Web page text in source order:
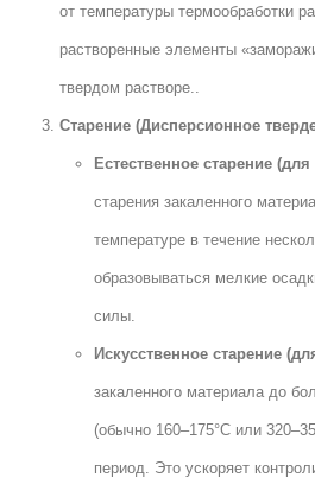
от температуры термообработки
растворенные элементы
твердом растворе..
Старение (Дисперсионное
Естественное старение (для
старения закаленного
температуре в течение
образовываться мелкие
силы.
Искусственное старение
закаленного материала до
(обычно 160–175°C или
период. Это ускоряет